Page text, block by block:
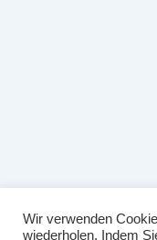
Wir verwenden
wiederholen. Indem